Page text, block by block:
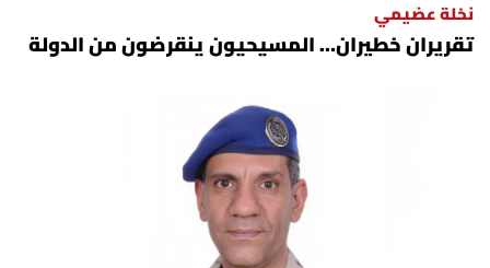
نخلة عضيمي
تقريران خطيران… المسيحيون ينقرضون من الدولة